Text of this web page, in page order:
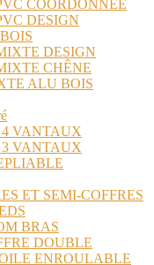
COORDONNÉE
DESIGN
DESIGN
CHÊNE
ALU BOIS
4 VANTAUX
3 VANTAUX
ET SEMI-COFFRES
BRAS
DOUBLE
ENROULABLE